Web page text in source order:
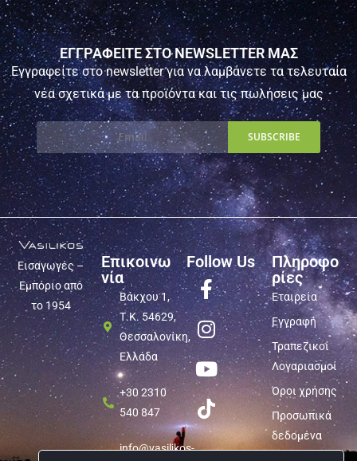
ΕΓΓΡΑΦΕΙΤΕ ΣΤΟ NEWSLETTER ΜΑΣ
Εγγραφείτε στο newsletter για να λαμβάνετε τα τελευταία
νέα σχετικά με τα προϊόντα και τις πωλήσεις μας
Εισαγωγές –
Εμπόριο από
το 1954
Επικοινω
νία
Βάκχου 1,
Τ.Κ. 54629,
Θεσσαλονίκη,
Ελλάδα
+30 2310
540 847
info@vasilikos-
Follow Us
Πληροφο
ρίες
Εταιρεία
Εγγραφή
Τραπεζικοί
Λογαριασμοί
Όροι χρήσης
Προσωπικά
δεδομένα